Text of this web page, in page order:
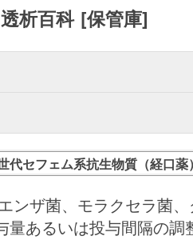
透析百科 [保管庫]
セフェム系抗生物質（経口薬
ザ菌、モラクセラ菌
あるいは投与間隔の調